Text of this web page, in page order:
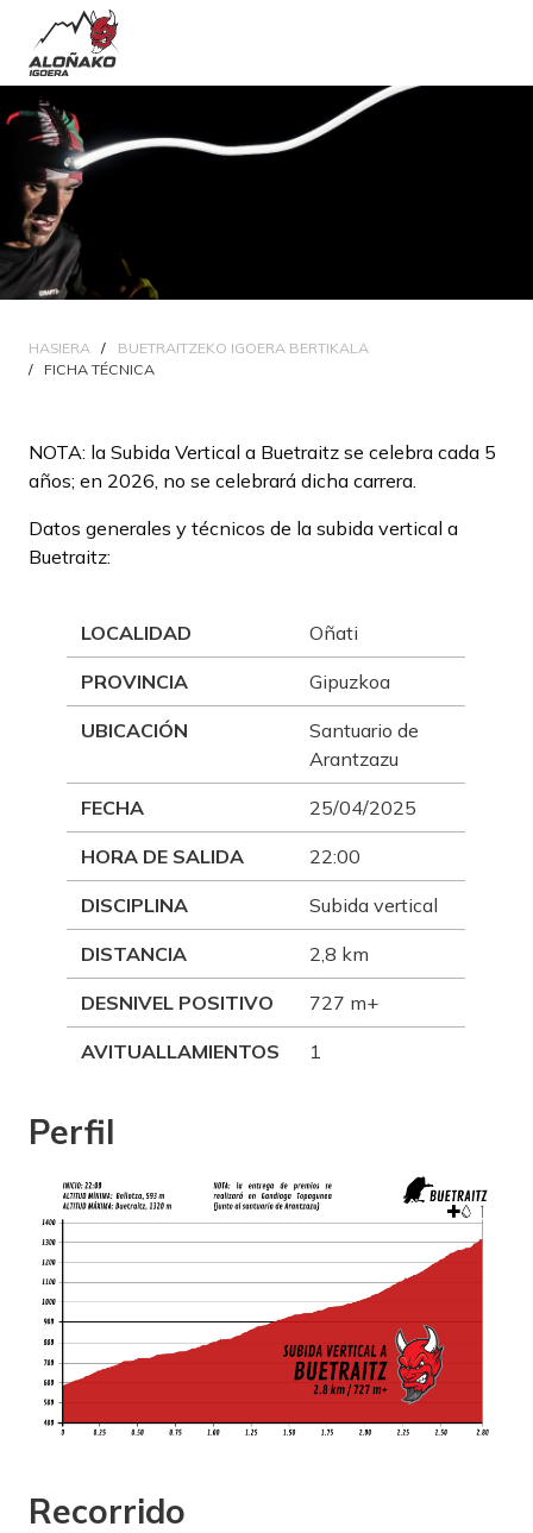
HASIERA
BUETRAITZEKO IGOERA BERTIKALA
FICHA TÉCNICA
NOTA: la Subida Vertical a Buetraitz se celebra cada 5
años; en 2026, no se celebrará dicha carrera.
Datos generales y técnicos de la subida vertical a
Buetraitz:
LOCALIDAD Oñati
PROVINCIA Gipuzkoa
UBICACIÓN
Santuario de
Arantzazu
FECHA 25/04/2025
HORA DE SALIDA 22:00
DISCIPLINA Subida vertical
DISTANCIA 2,8 km
DESNIVEL POSITIVO 727 m+
AVITUALLAMIENTOS 1
Perfil
Recorrido